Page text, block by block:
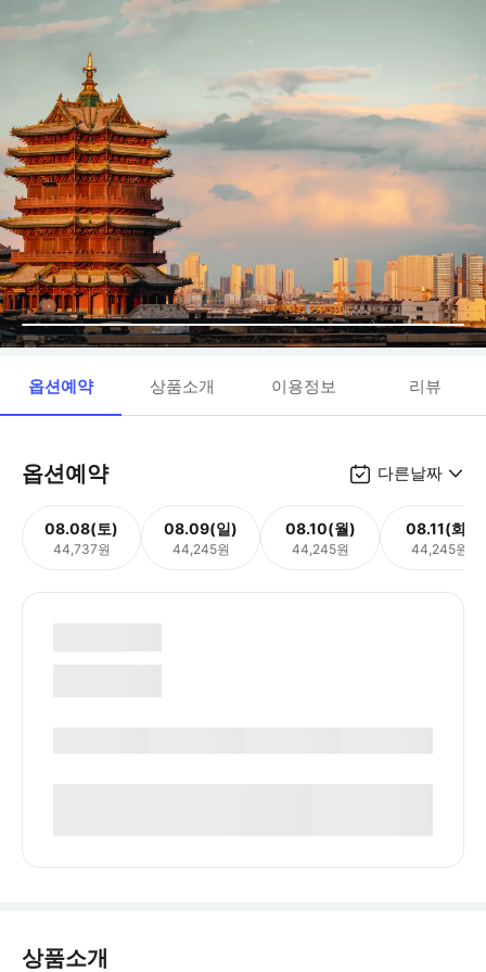
옵션예약 상품소개 이용정보 리뷰
옵션예약 다른날짜
08.08(토)
44,737원
08.09(일)
44,245원
08.10(월)
44,245원
08.11(화)
44,245원
상품소개